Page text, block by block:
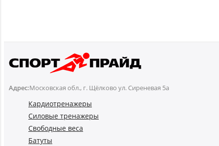
Адрес:Московская обл., г. Щёлково ул. Сиреневая 5а
Кардиотренажеры
Силовые тренажеры
Свободные веса
Батуты